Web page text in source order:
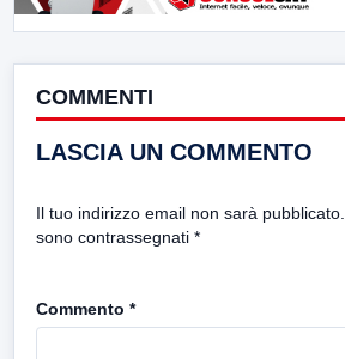
COMMENTI
LASCIA UN COMMENTO
Il tuo indirizzo email non sarà pubblicato.
sono contrassegnati *
Commento *